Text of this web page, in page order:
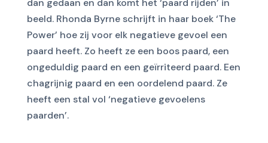
dan gedaan en dan komt het ‘paard rijden’ in
beeld. Rhonda Byrne schrijft in haar boek ‘The
Power’ hoe zij voor elk negatieve gevoel een
paard heeft. Zo heeft ze een boos paard, een
ongeduldig paard en een geïrriteerd paard. Een
chagrijnig paard en een oordelend paard. Ze
heeft een stal vol ‘negatieve gevoelens
paarden’.